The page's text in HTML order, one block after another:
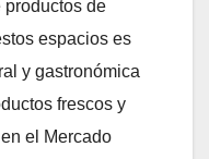
productos de
espacios es
y gastronómica
frescos y
el Mercado